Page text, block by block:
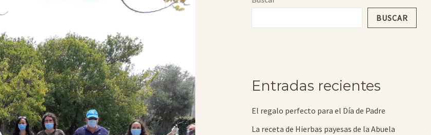
BUSCAR
Entradas recientes
El regalo perfecto para el Día de Padre
La receta de Hierbas payesas de la Abuela